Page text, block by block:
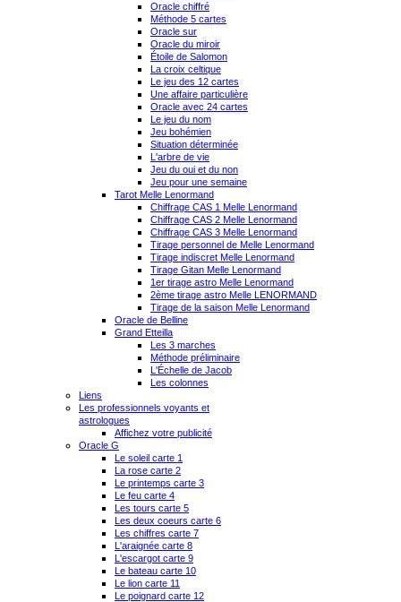
Oracle chiffré
Méthode 5 cartes
Oracle sur
Oracle du miroir
Étoile de Salomon
La croix celtique
Le jeu des 12 cartes
Une affaire particulière
Oracle avec 24 cartes
Le jeu du nom
Jeu bohémien
Situation déterminée
L'arbre de vie
Jeu du oui et du non
Jeu pour une semaine
Tarot Melle Lenormand
Chiffrage CAS 1 Melle Lenormand
Chiffrage CAS 2 Melle Lenormand
Chiffrage CAS 3 Melle Lenormand
Tirage personnel de Melle Lenormand
Tirage indiscret Melle Lenormand
Tirage Gitan Melle Lenormand
1er tirage astro Melle Lenormand
2ème tirage astro Melle LENORMAND
Tirage de la saison Melle Lenormand
Oracle de Belline
Grand Etteilla
Les 3 marches
Méthode préliminaire
L'Échelle de Jacob
Les colonnes
Liens
Les professionnels voyants et
astrologues
Affichez votre publicité
Oracle G
Le soleil carte 1
La rose carte 2
Le printemps carte 3
Le feu carte 4
Les tours carte 5
Les deux coeurs carte 6
Les chiffres carte 7
L'araignée carte 8
L'escargot carte 9
Le bateau carte 10
Le lion carte 11
Le poignard carte 12